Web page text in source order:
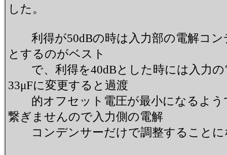
した。
利得が50dBの時は入力部の電解コン
とするのがベスト
で、利得を40dBとした時には入力の
33μFに変更すると過渡
的オフセット電圧が最小になるよう
繋ぎませんので入力側の電解
コンデンサーだけで調整すること